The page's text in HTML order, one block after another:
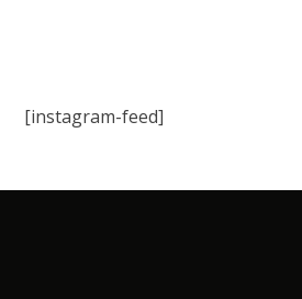
[instagram-feed]